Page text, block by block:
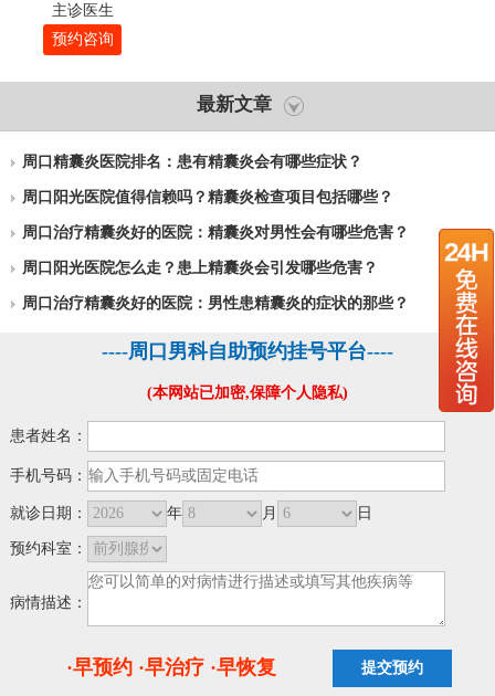
主诊医生
预约咨询
最新文章
周口精囊炎医院排名：患有精囊炎会有哪些症状？
周口阳光医院值得信赖吗？精囊炎检查项目包括哪些？
周口治疗精囊炎好的医院：精囊炎对男性会有哪些危害？
周口阳光医院怎么走？患上精囊炎会引发哪些危害？
周口治疗精囊炎好的医院：男性患精囊炎的症状的那些？
----周口男科自助预约挂号平台----
(本网站已加密,保障个人隐私)
患者姓名：
手机号码：
就诊日期： 年 月 日
预约科室：
病情描述：
·早预约 ·早治疗 ·早恢复